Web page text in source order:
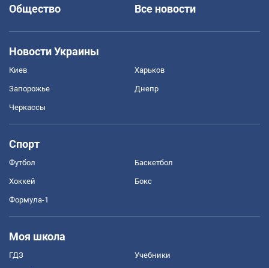
Общество
Все новости
Новости Украины
Киев Харьков
Запорожье Днепр
Черкассы
Спорт
Футбол Баскетбол
Хоккей Бокс
Формула-1
Моя школа
ГДЗ Учебники